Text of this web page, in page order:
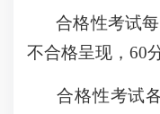
合格性考试
不合格呈现，60
合格性考试